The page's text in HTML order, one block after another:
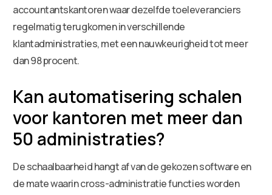
accountantskantoren waar dezelfde toeleveranciers
regelmatig terugkomen in verschillende
klantadministraties, met een nauwkeurigheid tot meer
dan 98 procent.
Kan automatisering schalen
voor kantoren met meer dan
50 administraties?
De schaalbaarheid hangt af van de gekozen software en
de mate waarin cross-administratie functies worden